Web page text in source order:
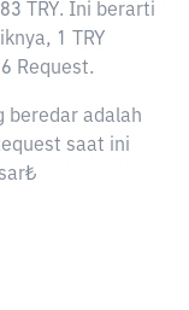
TRY. Ini berarti
1 TRY
Request.
beredar adalah
saat ini